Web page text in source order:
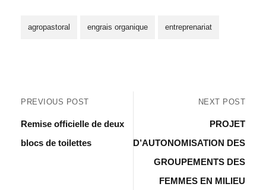
agropastoral engrais organique entreprenariat
PREVIOUS POST
Remise officielle de deux
blocs de toilettes
NEXT POST
PROJET
D’AUTONOMISATION DES
GROUPEMENTS DES
FEMMES EN MILIEU